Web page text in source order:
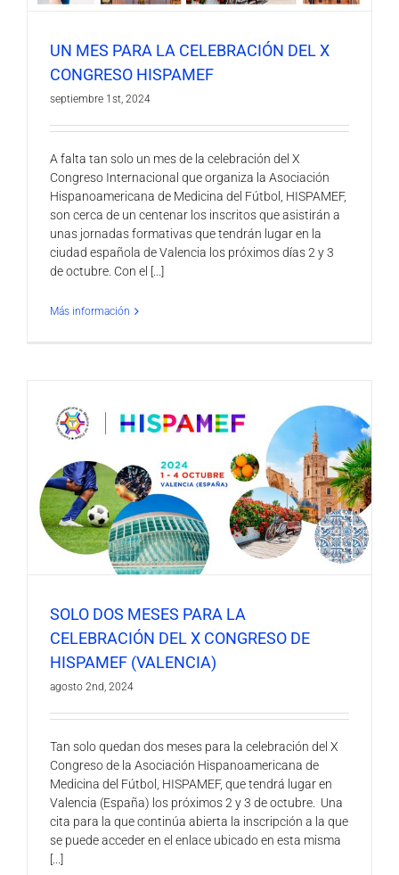
UN MES PARA LA CELEBRACIÓN DEL X
CONGRESO HISPAMEF
septiembre 1st, 2024
A falta tan solo un mes de la celebración del X
Congreso Internacional que organiza la Asociación
Hispanoamericana de Medicina del Fútbol, HISPAMEF,
son cerca de un centenar los inscritos que asistirán a
unas jornadas formativas que tendrán lugar en la
ciudad española de Valencia los próximos días 2 y 3
de octubre. Con el [...]
Más información
SOLO DOS MESES PARA LA
CELEBRACIÓN DEL X CONGRESO DE
HISPAMEF (VALENCIA)
agosto 2nd, 2024
Tan solo quedan dos meses para la celebración del X
Congreso de la Asociación Hispanoamericana de
Medicina del Fútbol, HISPAMEF, que tendrá lugar en
Valencia (España) los próximos 2 y 3 de octubre. Una
cita para la que continúa abierta la inscripción a la que
se puede acceder en el enlace ubicado en esta misma
[...]